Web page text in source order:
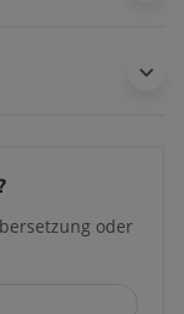
oder